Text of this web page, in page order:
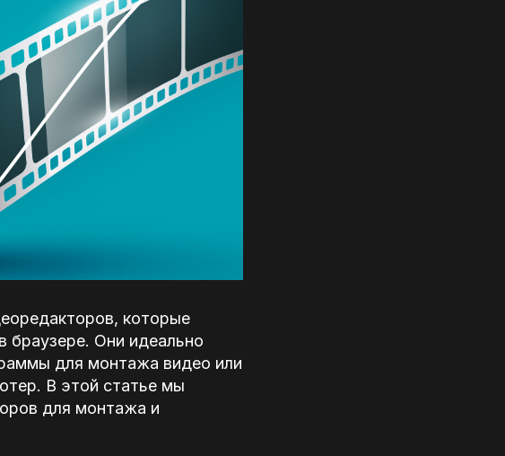
которые
браузере. Они идеально
для монтажа видео или
В этой статье мы
для монтажа и